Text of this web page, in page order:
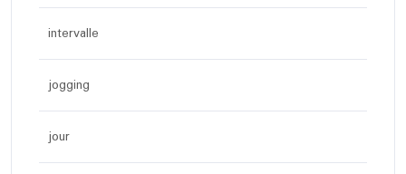
intervalle
jogging
jour